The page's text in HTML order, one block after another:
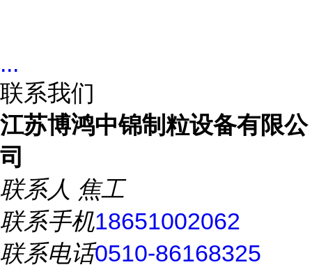
...
联系我们
江苏博鸿中锦制粒设备有限公
司
联系人 焦工
联系手机18651002062
联系电话0510-86168325